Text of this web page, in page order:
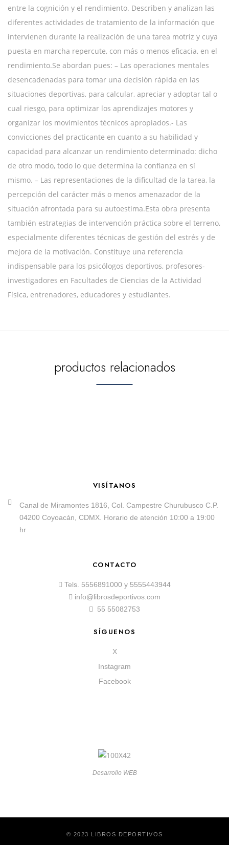
entre la cognición y el rendimiento. Describen y analizan las
diferentes actividades de tratamiento de la información que
intervienen durante la realización de una tarea motriz y cuya
puesta en marcha repercute, con más o menos eficacia, en el
rendimiento.Se abordan pues: – Las operaciones mentales
desencadenadas para tomar una decisión rápida en las
situaciones deportivas, para calcular, apreciar y adoptar tal o
cual riesgo, para optimizar los aprendizajes motores y
organizar los movimientos técnicos apropiados.- Las
convicciones del practicante en cuanto a su habilidad y
capacidad para alcanzar un rendimiento determinado: dicho
de otro modo, todo lo que determina la confianza en sí
mismo. – Las representaciones de la dificultad de la tarea, la
percepción del carácter más o menos amenazador de la
situación afrontada para su autoestima.Esta obra presenta
también estrategias de intervención práctica sobre el terreno,
especialmente diferentes técnicas de gestión del estrés y de
mejora de la motivación. Constituye una referencia
indispensable para los psicólogos deportivos, profesores-
investigadores en Facultades de Ciencias de la Actividad
Física, entrenadores, educadores y estudiantes.
productos relacionados
VISÍTANOS
Canal de Miramontes 1816, Col. Campestre Churubusco C.P.
04200 Coyoacán, CDMX. Horario de atención 10:00 a 19:00
hr
CONTACTO
Tels. 5556891000 y 5555443944
info@librosdeportivos.com
55 55082753
SÍGUENOS
X
Instagram
Facebook
Desarrollo WEB
© 2023 LIBROS DEPORTIVOS